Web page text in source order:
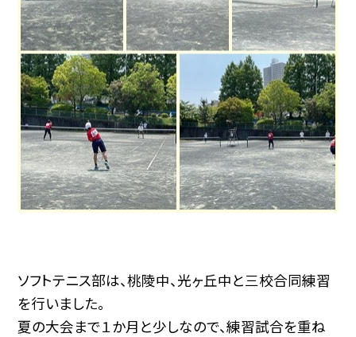
ソフトテニス部は、桃陵中、光ヶ丘中と三校合同練習
を行いました。
夏の大会まで１か月と少しなので、練習試合を重ね